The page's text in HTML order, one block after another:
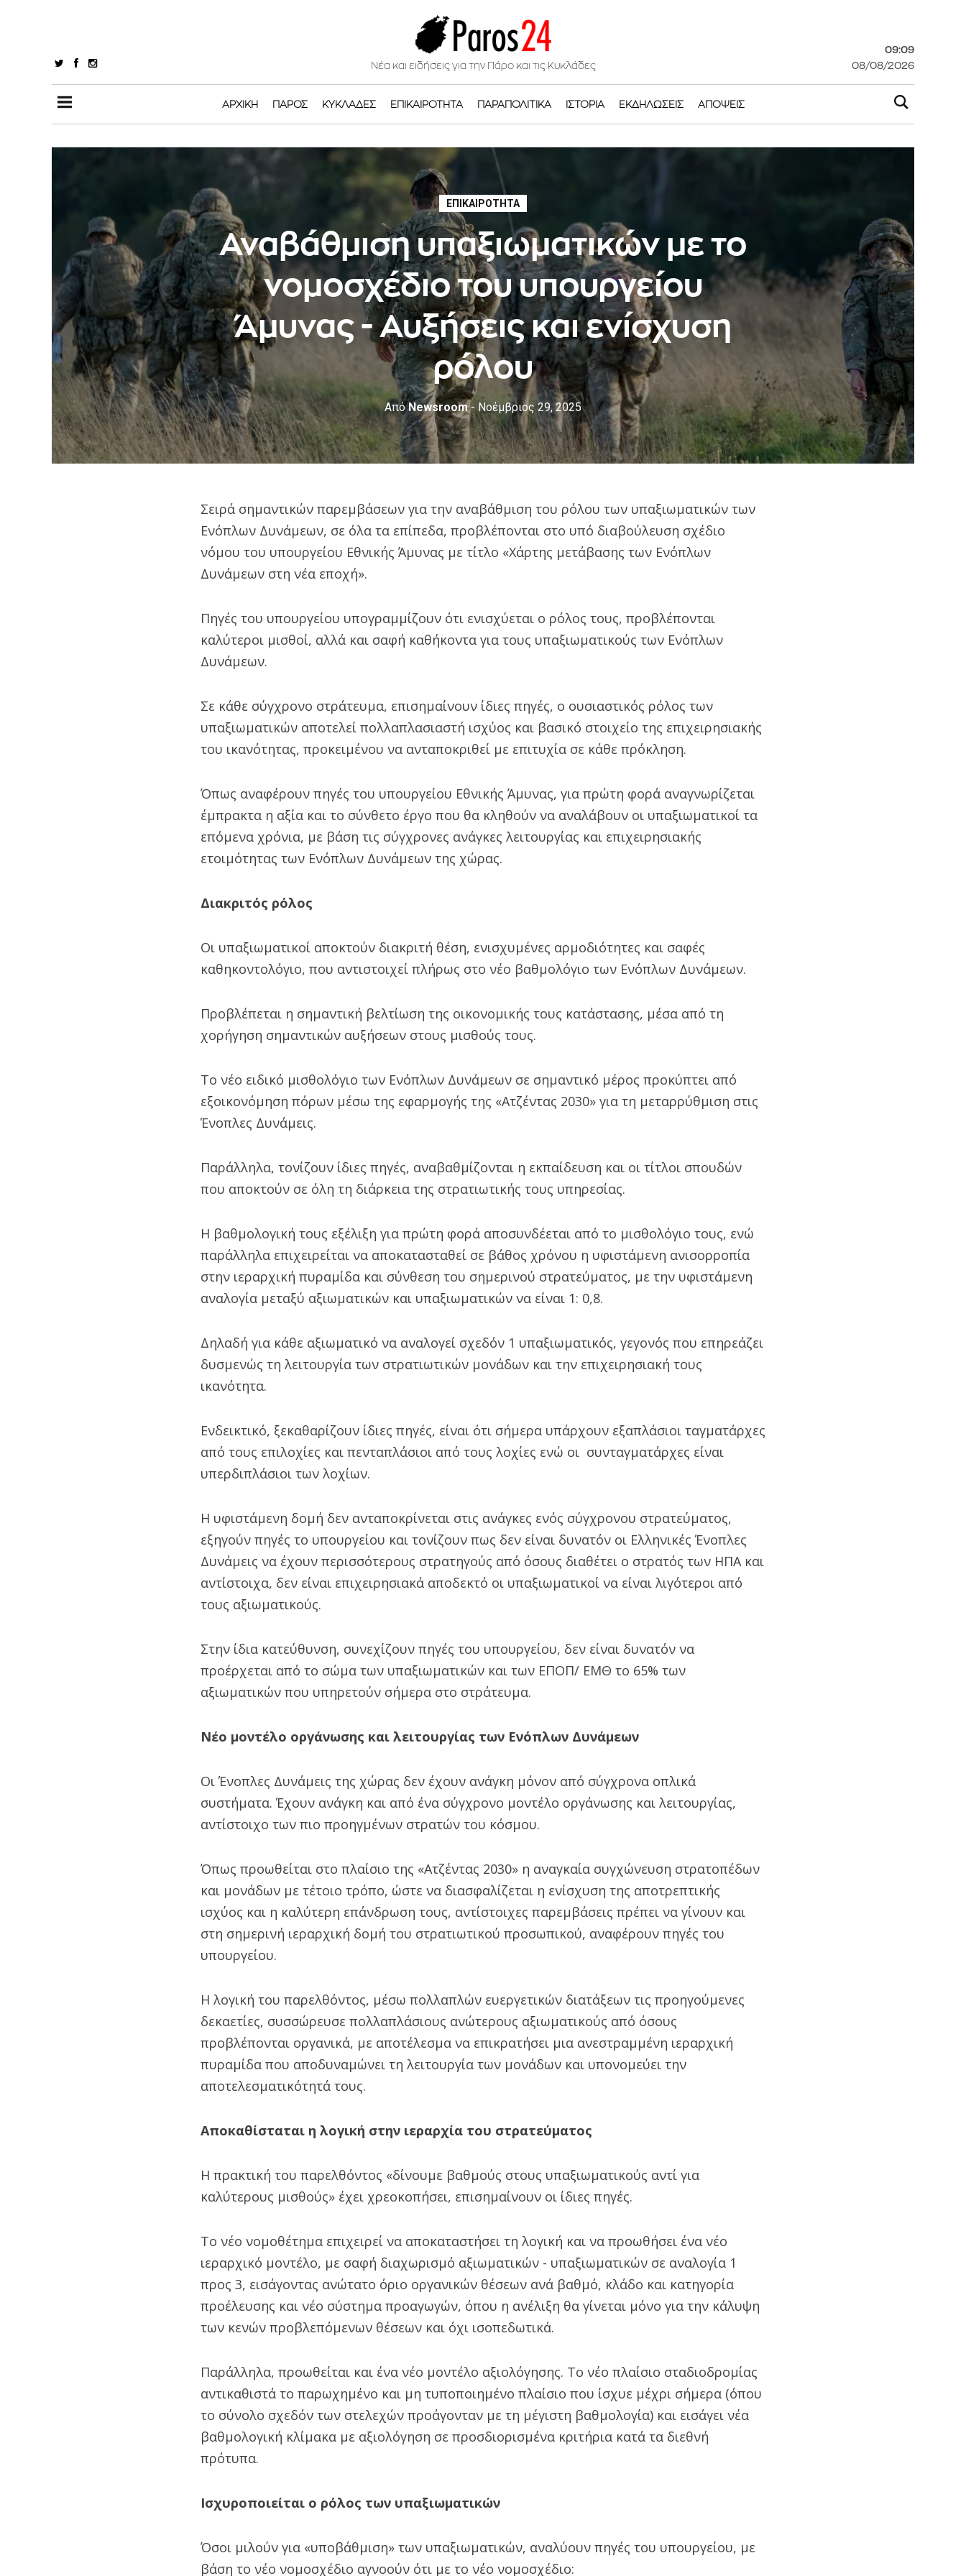
Νέα και ειδήσεις για την Πάρο και τις Κυκλάδες
09:09
08/08/2026
ΑΡΧΙΚΉ ΠΆΡΟΣ ΚΥΚΛΆΔΕΣ ΕΠΙΚΑΙΡΌΤΗΤΑ ΠΑΡΑΠΟΛΙΤΙΚΆ ΙΣΤΟΡΊΑ ΕΚΔΗΛΏΣΕΙΣ ΑΠΌΨΕΙΣ
ΕΠΙΚΑΙΡΌΤΗΤΑ
Αναβάθμιση υπαξιωματικών με το
νομοσχέδιο του υπουργείου
Άμυνας - Αυξήσεις και ενίσχυση
ρόλου
ΑπόNewsroom - Νοέμβριος 29, 2025
Σειρά σημαντικών παρεμβάσεων για την αναβάθμιση του ρόλου των υπαξιωματικών των
Ενόπλων Δυνάμεων, σε όλα τα επίπεδα, προβλέπονται στο υπό διαβούλευση σχέδιο
νόμου του υπουργείου Εθνικής Άμυνας με τίτλο «Χάρτης μετάβασης των Ενόπλων
Δυνάμεων στη νέα εποχή».
Πηγές του υπουργείου υπογραμμίζουν ότι ενισχύεται ο ρόλος τους, προβλέπονται
καλύτεροι μισθοί, αλλά και σαφή καθήκοντα για τους υπαξιωματικούς των Ενόπλων
Δυνάμεων.
Σε κάθε σύγχρονο στράτευμα, επισημαίνουν ίδιες πηγές, ο ουσιαστικός ρόλος των
υπαξιωματικών αποτελεί πολλαπλασιαστή ισχύος και βασικό στοιχείο της επιχειρησιακής
του ικανότητας, προκειμένου να ανταποκριθεί με επιτυχία σε κάθε πρόκληση.
Όπως αναφέρουν πηγές του υπουργείου Εθνικής Άμυνας, για πρώτη φορά αναγνωρίζεται
έμπρακτα η αξία και το σύνθετο έργο που θα κληθούν να αναλάβουν οι υπαξιωματικοί τα
επόμενα χρόνια, με βάση τις σύγχρονες ανάγκες λειτουργίας και επιχειρησιακής
ετοιμότητας των Ενόπλων Δυνάμεων της χώρας.
Διακριτός ρόλος
Οι υπαξιωματικοί αποκτούν διακριτή θέση, ενισχυμένες αρμοδιότητες και σαφές
καθηκοντολόγιο, που αντιστοιχεί πλήρως στο νέο βαθμολόγιο των Ενόπλων Δυνάμεων.
Προβλέπεται η σημαντική βελτίωση της οικονομικής τους κατάστασης, μέσα από τη
χορήγηση σημαντικών αυξήσεων στους μισθούς τους.
Το νέο ειδικό μισθολόγιο των Ενόπλων Δυνάμεων σε σημαντικό μέρος προκύπτει από
εξοικονόμηση πόρων μέσω της εφαρμογής της «Ατζέντας 2030» για τη μεταρρύθμιση στις
Ένοπλες Δυνάμεις.
Παράλληλα, τονίζουν ίδιες πηγές, αναβαθμίζονται η εκπαίδευση και οι τίτλοι σπουδών
που αποκτούν σε όλη τη διάρκεια της στρατιωτικής τους υπηρεσίας.
Η βαθμολογική τους εξέλιξη για πρώτη φορά αποσυνδέεται από το μισθολόγιο τους, ενώ
παράλληλα επιχειρείται να αποκατασταθεί σε βάθος χρόνου η υφιστάμενη ανισορροπία
στην ιεραρχική πυραμίδα και σύνθεση του σημερινού στρατεύματος, με την υφιστάμενη
αναλογία μεταξύ αξιωματικών και υπαξιωματικών να είναι 1: 0,8.
Δηλαδή για κάθε αξιωματικό να αναλογεί σχεδόν 1 υπαξιωματικός, γεγονός που επηρεάζει
δυσμενώς τη λειτουργία των στρατιωτικών μονάδων και την επιχειρησιακή τους
ικανότητα.
Ενδεικτικό, ξεκαθαρίζουν ίδιες πηγές, είναι ότι σήμερα υπάρχουν εξαπλάσιοι ταγματάρχες
από τους επιλοχίες και πενταπλάσιοι από τους λοχίες ενώ οι συνταγματάρχες είναι
υπερδιπλάσιοι των λοχίων.
Η υφιστάμενη δομή δεν ανταποκρίνεται στις ανάγκες ενός σύγχρονου στρατεύματος,
εξηγούν πηγές το υπουργείου και τονίζουν πως δεν είναι δυνατόν οι Ελληνικές Ένοπλες
Δυνάμεις να έχουν περισσότερους στρατηγούς από όσους διαθέτει ο στρατός των ΗΠΑ και
αντίστοιχα, δεν είναι επιχειρησιακά αποδεκτό οι υπαξιωματικοί να είναι λιγότεροι από
τους αξιωματικούς.
Στην ίδια κατεύθυνση, συνεχίζουν πηγές του υπουργείου, δεν είναι δυνατόν να
προέρχεται από το σώμα των υπαξιωματικών και των ΕΠΟΠ/ ΕΜΘ το 65% των
αξιωματικών που υπηρετούν σήμερα στο στράτευμα.
Νέο μοντέλο οργάνωσης και λειτουργίας των Ενόπλων Δυνάμεων
Οι Ένοπλες Δυνάμεις της χώρας δεν έχουν ανάγκη μόνον από σύγχρονα οπλικά
συστήματα. Έχουν ανάγκη και από ένα σύγχρονο μοντέλο οργάνωσης και λειτουργίας,
αντίστοιχο των πιο προηγμένων στρατών του κόσμου.
Όπως προωθείται στο πλαίσιο της «Ατζέντας 2030» η αναγκαία συγχώνευση στρατοπέδων
και μονάδων με τέτοιο τρόπο, ώστε να διασφαλίζεται η ενίσχυση της αποτρεπτικής
ισχύος και η καλύτερη επάνδρωση τους, αντίστοιχες παρεμβάσεις πρέπει να γίνουν και
στη σημερινή ιεραρχική δομή του στρατιωτικού προσωπικού, αναφέρουν πηγές του
υπουργείου.
Η λογική του παρελθόντος, μέσω πολλαπλών ευεργετικών διατάξεων τις προηγούμενες
δεκαετίες, συσσώρευσε πολλαπλάσιους ανώτερους αξιωματικούς από όσους
προβλέπονται οργανικά, με αποτέλεσμα να επικρατήσει μια ανεστραμμένη ιεραρχική
πυραμίδα που αποδυναμώνει τη λειτουργία των μονάδων και υπονομεύει την
αποτελεσματικότητά τους.
Αποκαθίσταται η λογική στην ιεραρχία του στρατεύματος
Η πρακτική του παρελθόντος «δίνουμε βαθμούς στους υπαξιωματικούς αντί για
καλύτερους μισθούς» έχει χρεοκοπήσει, επισημαίνουν οι ίδιες πηγές.
Το νέο νομοθέτημα επιχειρεί να αποκαταστήσει τη λογική και να προωθήσει ένα νέο
ιεραρχικό μοντέλο, με σαφή διαχωρισμό αξιωματικών - υπαξιωματικών σε αναλογία 1
προς 3, εισάγοντας ανώτατο όριο οργανικών θέσεων ανά βαθμό, κλάδο και κατηγορία
προέλευσης και νέο σύστημα προαγωγών, όπου η ανέλιξη θα γίνεται μόνο για την κάλυψη
των κενών προβλεπόμενων θέσεων και όχι ισοπεδωτικά.
Παράλληλα, προωθείται και ένα νέο μοντέλο αξιολόγησης. Το νέο πλαίσιο σταδιοδρομίας
αντικαθιστά το παρωχημένο και μη τυποποιημένο πλαίσιο που ίσχυε μέχρι σήμερα (όπου
το σύνολο σχεδόν των στελεχών προάγονταν με τη μέγιστη βαθμολογία) και εισάγει νέα
βαθμολογική κλίμακα με αξιολόγηση σε προσδιορισμένα κριτήρια κατά τα διεθνή
πρότυπα.
Ισχυροποιείται ο ρόλος των υπαξιωματικών
Όσοι μιλούν για «υποβάθμιση» των υπαξιωματικών, αναλύουν πηγές του υπουργείου, με
βάση το νέο νομοσχέδιο αγνοούν ότι με το νέο νομοσχέδιο: